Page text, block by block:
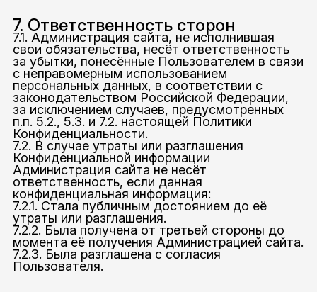
7. Ответственность сторон
7.1. Администрация сайта, не исполнившая
свои обязательства, несёт ответственность
за убытки, понесённые Пользователем в связи
с неправомерным использованием
персональных данных, в соответствии с
законодательством Российской Федерации,
за исключением случаев, предусмотренных
п.п. 5.2., 5.3. и 7.2. настоящей Политики
Конфиденциальности.
7.2. В случае утраты или разглашения
Конфиденциальной информации
Администрация сайта не несёт
ответственность, если данная
конфиденциальная информация:
7.2.1. Стала публичным достоянием до её
утраты или разглашения.
7.2.2. Была получена от третьей стороны до
момента её получения Администрацией сайта.
7.2.3. Была разглашена с согласия
Пользователя.